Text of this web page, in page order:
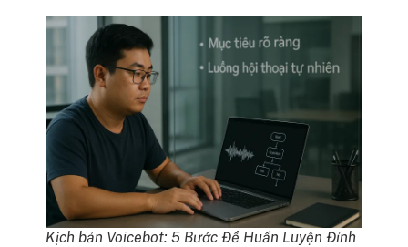
Kịch bản Voicebot: 5 Bước Để Huấn Luyện Đỉnh